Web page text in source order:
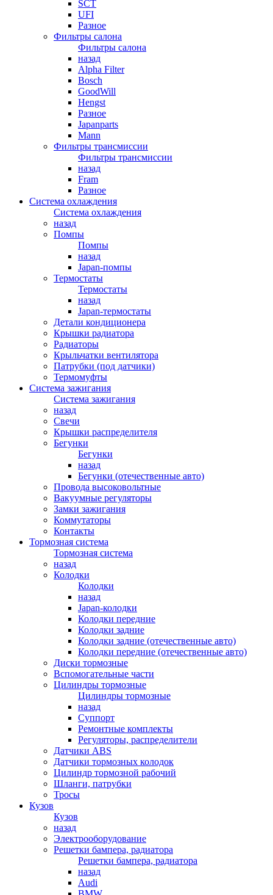
SCT
UFI
Разное
Фильтры салона
Фильтры салона
назад
Alpha Filter
Bosch
GoodWill
Hengst
Разное
Japanparts
Mann
Фильтры трансмиссии
Фильтры трансмиссии
назад
Fram
Разное
Система охлаждения
Система охлаждения
назад
Помпы
Помпы
назад
Japan-помпы
Термостаты
Термостаты
назад
Japan-термостаты
Детали кондиционера
Крышки радиатора
Радиаторы
Крыльчатки вентилятора
Патрубки (под датчики)
Термомуфты
Система зажигания
Система зажигания
назад
Свечи
Крышки распределителя
Бегунки
Бегунки
назад
Бегунки (отечественные авто)
Провода высоковольтные
Вакуумные регуляторы
Замки зажигания
Коммутаторы
Контакты
Тормозная система
Тормозная система
назад
Колодки
Колодки
назад
Japan-колодки
Колодки передние
Колодки задние
Колодки задние (отечественные авто)
Колодки передние (отечественные авто)
Диски тормозные
Вспомогательные части
Цилиндры тормозные
Цилиндры тормозные
назад
Суппорт
Ремонтные комплекты
Регуляторы, распределители
Датчики ABS
Датчики тормозных колодок
Цилиндр тормозной рабочий
Шланги, патрубки
Тросы
Кузов
Кузов
назад
Электрооборудование
Решетки бампера, радиатора
Решетки бампера, радиатора
назад
Audi